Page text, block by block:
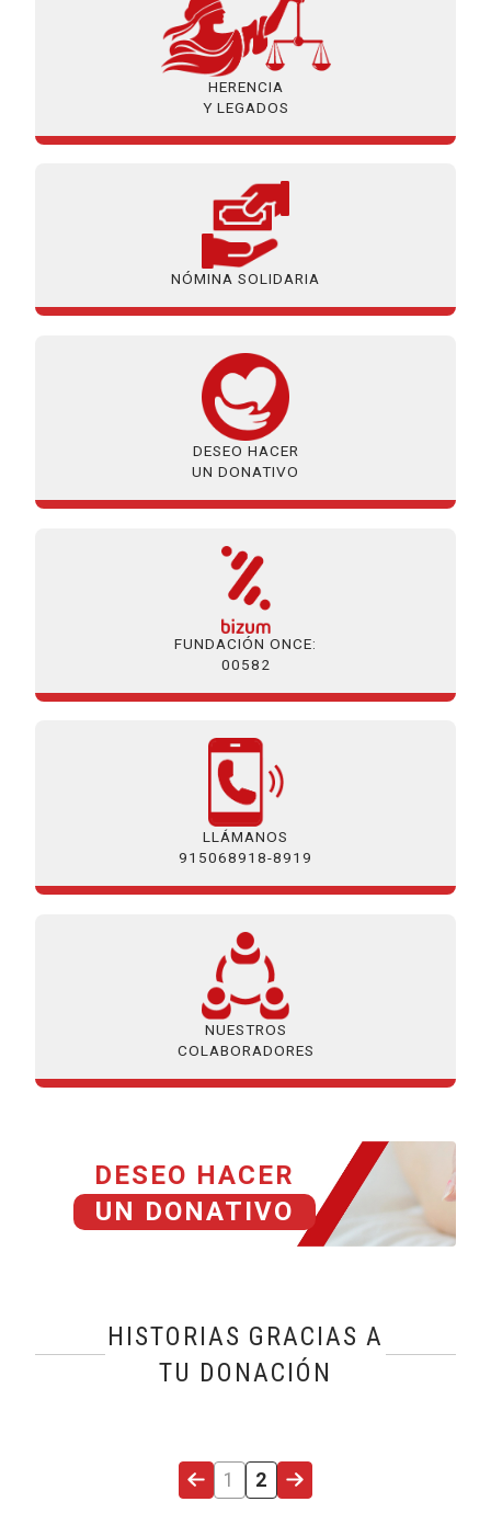
HERENCIA
Y LEGADOS
NÓMINA SOLIDARIA
DESEO HACER
UN DONATIVO
FUNDACIÓN ONCE:
00582
LLÁMANOS
915068918-8919
NUESTROS
COLABORADORES
DESEO HACER
UN DONATIVO
HISTORIAS GRACIAS A
TU DONACIÓN
@name, visualizando página 2 de 2
PÁGINA ANTERIOR
PÁGINA
1 PÁGINA ACTUAL
2 PRIMERA PÁGINA